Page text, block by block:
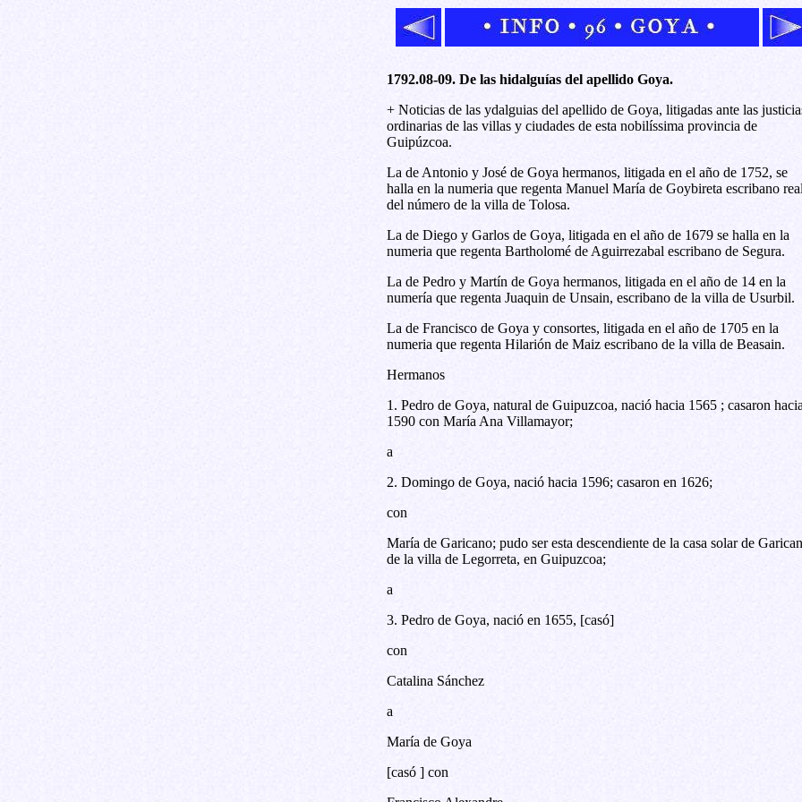
1792.08-09. De las hidalguías del apellido Goya.
+ Noticias de las ydalguias del apellido de Goya, litigadas ante las
ordinarias de las villas y ciudades de esta nobilíssima provincia de
Guipúzcoa.
La de Antonio y José de Goya hermanos, litigada en el año de 1752, se
halla en la numeria que regenta Manuel María de Goybireta escribano
del número de la villa de Tolosa.
La de Diego y Garlos de Goya, litigada en el año de 1679 se halla en la
numeria que regenta Bartholomé de Aguirrezabal escribano de Segura.
La de Pedro y Martín de Goya hermanos, litigada en el año de 14 en la
numería que regenta Juaquin de Unsain, escribano de la villa de Usurbil.
La de Francisco de Goya y consortes, litigada en el año de 1705 en la
numeria que regenta Hilarión de Maiz escribano de la villa de Beasain.
Hermanos
1. Pedro de Goya, natural de Guipuzcoa, nació hacia 1565 ; casaron
1590 con María Ana Villamayor;
a
2. Domingo de Goya, nació hacia 1596; casaron en 1626;
con
María de Garicano; pudo ser esta descendiente de la casa solar de
de la villa de Legorreta, en Guipuzcoa;
a
3. Pedro de Goya, nació en 1655, [casó]
con
Catalina Sánchez
a
María de Goya
[casó ] con